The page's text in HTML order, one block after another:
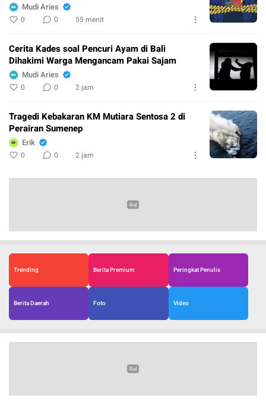
Mudi Aries
0 0 55 menit
Cerita Kades soal Pencuri Ayam di Bali
Dihakimi Warga Mengancam Pakai Sajam
Mudi Aries
0 0 2 jam
Tragedi Kebakaran KM Mutiara Sentosa 2 di
Perairan Sumenep
Erik
0 0 2 jam
Trending Berita Premium Peringkat Penulis
Berita Daerah Foto Video